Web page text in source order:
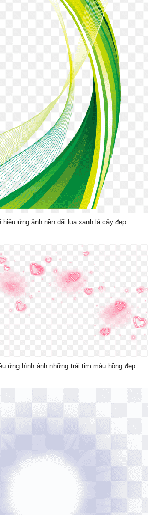
hiệu ứng ảnh nền dãi lụa xanh lá cây đẹp
ứng hình ảnh những trái tim màu hồng đẹp